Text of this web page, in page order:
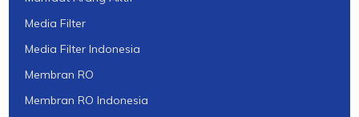
Media Filter
Media Filter Indonesia
Membran RO
Membran RO Indonesia